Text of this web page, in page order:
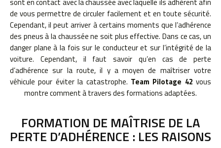
de vous permettre de circuler facilement et en toute sécurité.
Cependant, il peut arriver à certains moments que l’adhérence
des pneus à la chaussée ne soit plus effective. Dans ce cas, un
danger plane à la fois sur le conducteur et sur l’intégrité de la
voiture. Cependant, il faut savoir qu’en cas de perte
d’adhérence sur la route, il y a moyen de maîtriser votre
véhicule pour éviter la catastrophe. Team Pilotage 42 vous
montre comment à travers des formations adaptées.
FORMATION DE MAÎTRISE DE LA
PERTE D’ADHÉRENCE : LES RAISONS